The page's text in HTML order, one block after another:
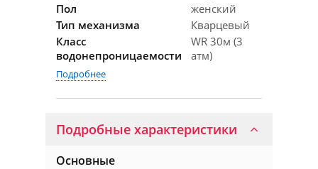
Пол
женский
Тип механизма
Кварцевый
Класс
водонепроницаемости
WR 30м (3
атм)
Подробнее
Подробные характеристики
Основные